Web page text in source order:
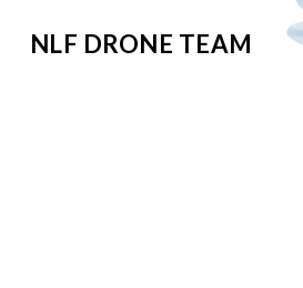
NLF DRONE TEAM